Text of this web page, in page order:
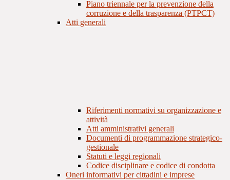
Piano triennale per la prevenzione della
corruzione e della trasparenza (PTPCT)
Atti generali
Riferimenti normativi su organizzazione e
attività
Atti amministrativi generali
Documenti di programmazione strategico-
gestionale
Statuti e leggi regionali
Codice disciplinare e codice di condotta
Oneri informativi per cittadini e imprese